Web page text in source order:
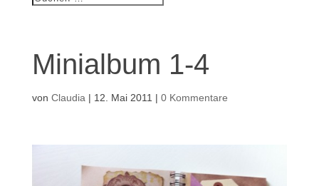
Minialbum 1-4
von Claudia | 12. Mai 2011 | 0 Kommentare